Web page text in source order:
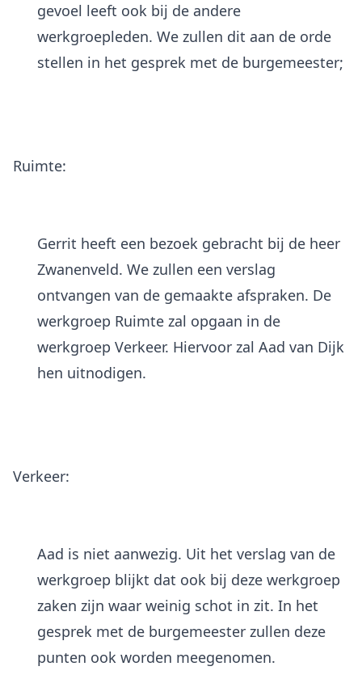
gevoel leeft ook bij de andere
werkgroepleden. We zullen dit aan de orde
stellen in het gesprek met de burgemeester;
Ruimte:
Gerrit heeft een bezoek gebracht bij de heer
Zwanenveld. We zullen een verslag
ontvangen van de gemaakte afspraken. De
werkgroep Ruimte zal opgaan in de
werkgroep Verkeer. Hiervoor zal Aad van Dijk
hen uitnodigen.
Verkeer:
Aad is niet aanwezig. Uit het verslag van de
werkgroep blijkt dat ook bij deze werkgroep
zaken zijn waar weinig schot in zit. In het
gesprek met de burgemeester zullen deze
punten ook worden meegenomen.